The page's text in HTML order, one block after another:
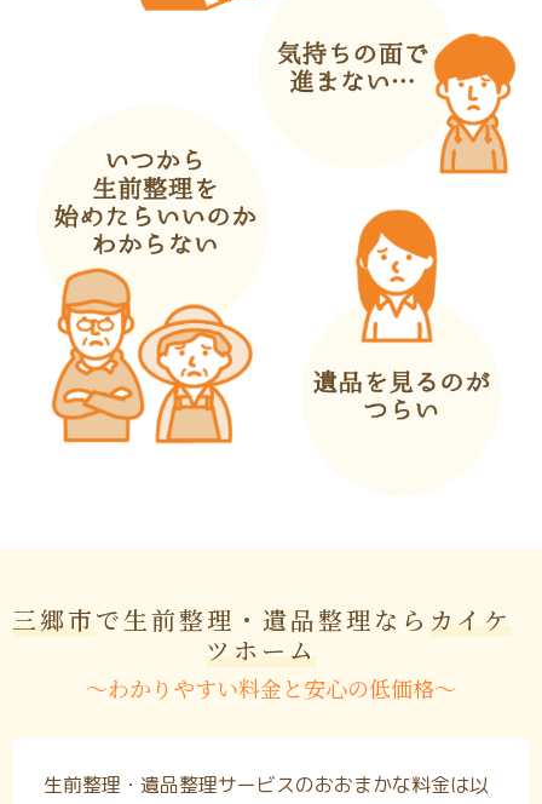
三郷市で生前整理・遺品整理なら カイケ
ツホーム
〜わかりやすい料金と安心の低価格〜
生前整理・遺品整理サービスのおおまかな料金は以